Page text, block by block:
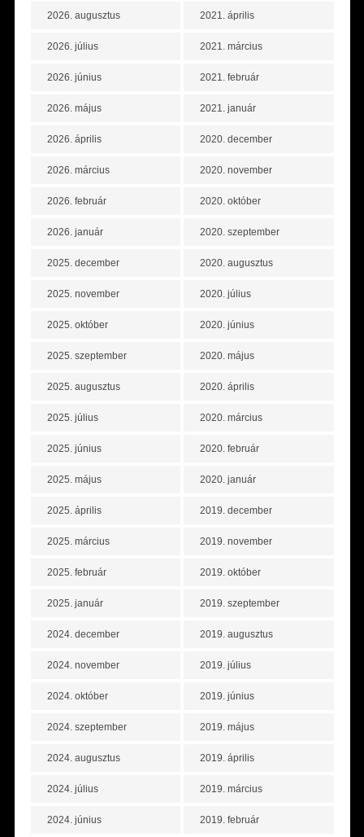
2026. augusztus
2026. július
2026. június
2026. május
2026. április
2026. március
2026. február
2026. január
2025. december
2025. november
2025. október
2025. szeptember
2025. augusztus
2025. július
2025. június
2025. május
2025. április
2025. március
2025. február
2025. január
2024. december
2024. november
2024. október
2024. szeptember
2024. augusztus
2024. július
2024. június
2021. április
2021. március
2021. február
2021. január
2020. december
2020. november
2020. október
2020. szeptember
2020. augusztus
2020. július
2020. június
2020. május
2020. április
2020. március
2020. február
2020. január
2019. december
2019. november
2019. október
2019. szeptember
2019. augusztus
2019. július
2019. június
2019. május
2019. április
2019. március
2019. február